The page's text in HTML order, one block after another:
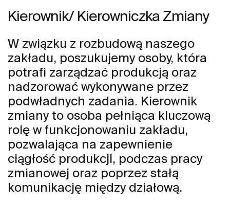
Kierownik/ Kierowniczka Zmiany
W związku z rozbudową naszego
zakładu, poszukujemy osoby, która
potrafi zarządzać produkcją oraz
nadzorować wykonywane przez
podwładnych zadania. Kierownik
zmiany to osoba pełniąca kluczową
rolę w funkcjonowaniu zakładu,
pozwalająca na zapewnienie
ciągłość produkcji, podczas pracy
zmianowej oraz poprzez stałą
komunikację między działową.